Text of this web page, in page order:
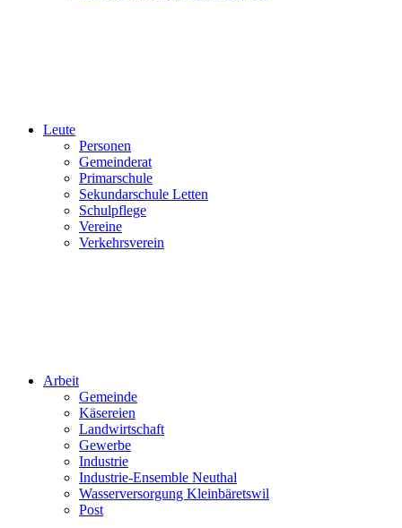
Leute
Personen
Gemeinderat
Primarschule
Sekundarschule Letten
Schulpflege
Vereine
Verkehrsverein
Arbeit
Gemeinde
Käsereien
Landwirtschaft
Gewerbe
Industrie
Industrie-Ensemble Neuthal
Wasserversorgung Kleinbäretswil
Post